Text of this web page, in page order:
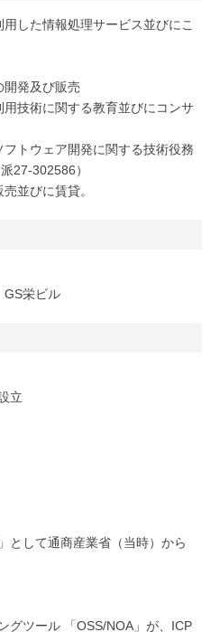
した情報処理サービス並びにこ
発及び販売
技術に関する教育並びにコンサ
トウェア開発に関する技術役務
27-302586）
並びに賃貸。
栄ビル
立
として通商産業省（当時）から
グツール 「OSS/NOA」が、ICP